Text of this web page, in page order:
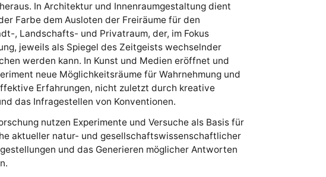
In Architektur und Innenraumgestaltung dient
Farbe dem Ausloten der Freiräume für den
, Landschafts- und Privatraum, der, im Fokus
jeweils als Spiegel des Zeitgeists wechselnder
werden kann. In Kunst und Medien eröffnet und
neue Möglichkeitsräume für Wahrnehmung und
Erfahrungen, nicht zuletzt durch kreative
das Infragestellen von Konventionen.
nutzen Experimente und Versuche als Basis für
aktueller natur- und gesellschaftswissenschaftlicher
und das Generieren möglicher Antworten